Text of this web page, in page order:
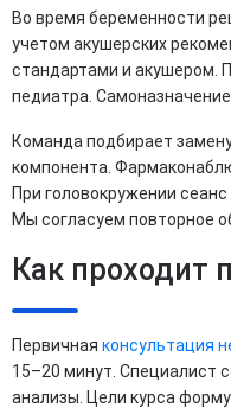
Во время беременности
учетом акушерских
стандартами и акушером.
педиатра.
Команда подбирает
компонента.
При головокружении
Мы согласуем повторное
Как проходит
Первичная консультация
15–20 минут. Специалист
анализы. Цели курса